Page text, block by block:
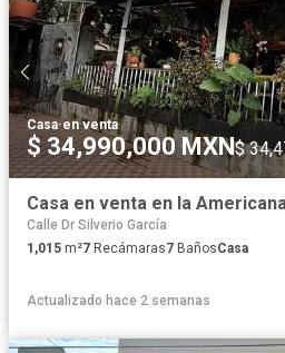
Casa·en venta
$ 34,990,000 MXN$
Casa en venta en la
Calle Dr Silverio García
1,015 m²7 Recámaras7 BañosCasa
Actualizado hace 2 semanas